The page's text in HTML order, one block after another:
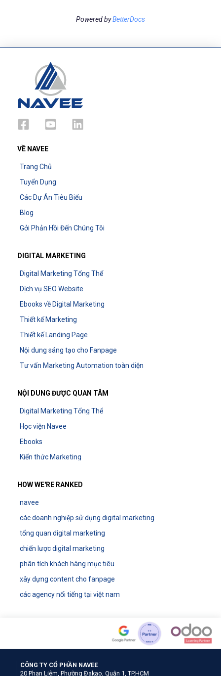
Powered byBetterDocs
VỀ NAVEE
Trang Chủ
Tuyển Dụng
Các Dự Án Tiêu Biểu
Blog
Gởi Phản Hồi Đến Chúng Tôi
DIGITAL MARKETING
Digital Marketing Tổng Thể
Dịch vụ SEO Website
Ebooks về Digital Marketing
Thiết kế Marketing
Thiết kế Landing Page
Nội dung sáng tạo cho Fanpage
Tư vấn Marketing Automation toàn diện
NỘI DUNG ĐƯỢC QUAN TÂM
Digital Marketing Tổng Thể
Học viện Navee
Ebooks
Kiến thức Marketing
HOW WE'RE RANKED
navee
các doanh nghiệp sử dụng digital marketing
tổng quan digital marketing
chiến lược digital marketing
phân tích khách hàng mục tiêu
xây dựng content cho fanpage
các agency nổi tiếng tại việt nam
CÔNG TY CỔ PHẦN NAVEE
20 Phan Liêm, Phường Đakao, Quận 1, TP.HCM